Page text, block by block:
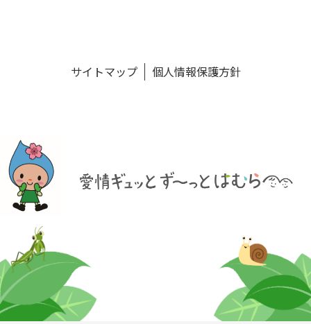
サイトマップ 個人情報保護方針